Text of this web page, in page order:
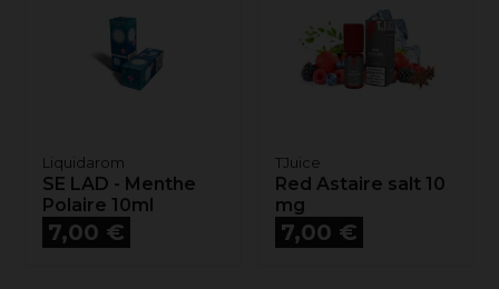
Liquidarom
SE LAD - Menthe
Polaire 10ml
Prix
7,00 €
TJuice
Red Astaire salt 10
mg
Prix
7,00 €